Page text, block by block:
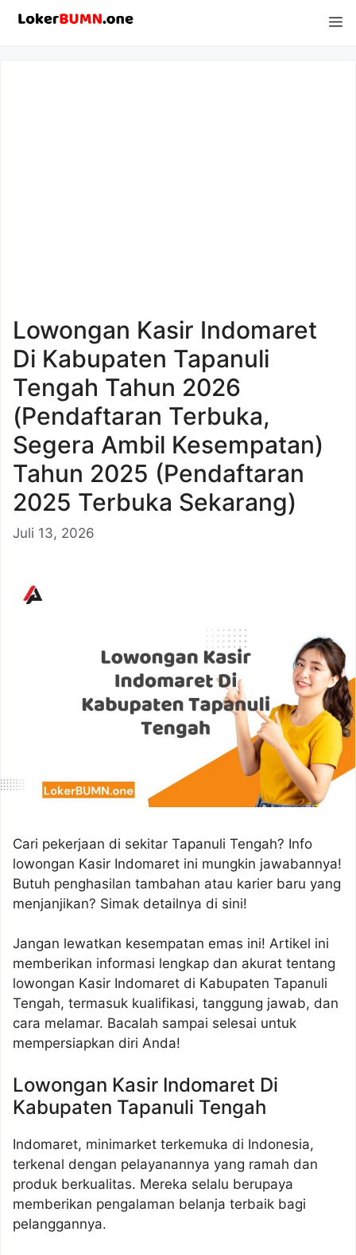
Langsung
Lowongan Kasir Indomaret
Di Kabupaten Tapanuli
Tengah Tahun 2026
(Pendaftaran Terbuka,
Segera Ambil Kesempatan)
Tahun 2025 (Pendaftaran
2025 Terbuka Sekarang)
Juli 13, 2026
Cari pekerjaan di sekitar Tapanuli Tengah? Info
lowongan Kasir Indomaret ini mungkin jawabannya!
Butuh penghasilan tambahan atau karier baru yang
menjanjikan? Simak detailnya di sini!
Jangan lewatkan kesempatan emas ini! Artikel ini
memberikan informasi lengkap dan akurat tentang
lowongan Kasir Indomaret di Kabupaten Tapanuli
Tengah, termasuk kualifikasi, tanggung jawab, dan
cara melamar. Bacalah sampai selesai untuk
mempersiapkan diri Anda!
Lowongan Kasir Indomaret Di
Kabupaten Tapanuli Tengah
Indomaret, minimarket terkemuka di Indonesia,
terkenal dengan pelayanannya yang ramah dan
produk berkualitas. Mereka selalu berupaya
memberikan pengalaman belanja terbaik bagi
pelanggannya.